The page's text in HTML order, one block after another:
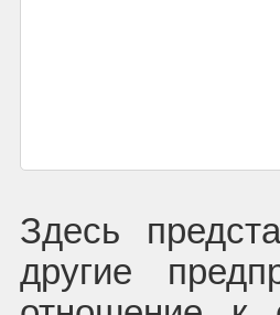
Здесь
другие